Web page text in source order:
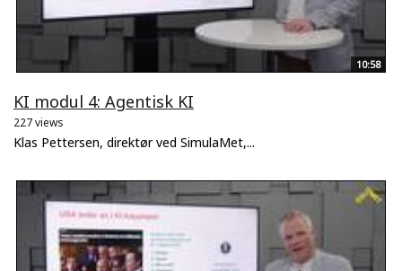
10:58
KI modul 4: Agentisk KI
227 views
Klas Pettersen, direktør ved SimulaMet,...